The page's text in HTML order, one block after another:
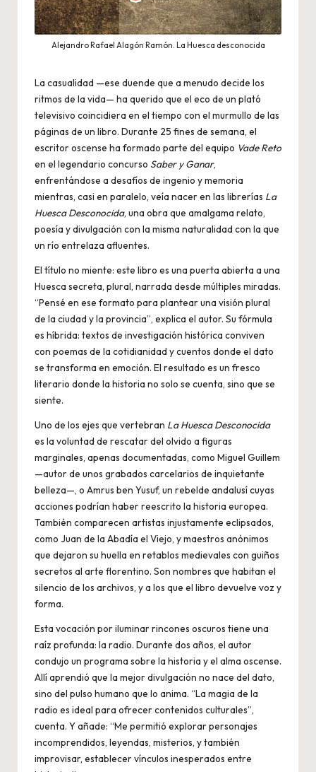
Alejandro Rafael Alagón Ramón. La Huesca desconocida
La casualidad —ese duende que a menudo decide los
ritmos de la vida— ha querido que el eco de un plató
televisivo coincidiera en el tiempo con el murmullo de las
páginas de un libro. Durante 25 fines de semana, el
escritor oscense ha formado parte del equipo Vade Reto
en el legendario concurso Saber y Ganar,
enfrentándose a desafíos de ingenio y memoria
mientras, casi en paralelo, veía nacer en las librerías La
Huesca Desconocida, una obra que amalgama relato,
poesía y divulgación con la misma naturalidad con la que
un río entrelaza afluentes.
El título no miente: este libro es una puerta abierta a una
Huesca secreta, plural, narrada desde múltiples miradas.
“Pensé en ese formato para plantear una visión plural
de la ciudad y la provincia”, explica el autor. Su fórmula
es híbrida: textos de investigación histórica conviven
con poemas de la cotidianidad y cuentos donde el dato
se transforma en emoción. El resultado es un fresco
literario donde la historia no solo se cuenta, sino que se
siente.
Uno de los ejes que vertebran La Huesca Desconocida
es la voluntad de rescatar del olvido a figuras
marginales, apenas documentadas, como Miguel Guillem
—autor de unos grabados carcelarios de inquietante
belleza—, o Amrus ben Yusuf, un rebelde andalusí cuyas
acciones podrían haber reescrito la historia europea.
También comparecen artistas injustamente eclipsados,
como Juan de la Abadía el Viejo, y maestros anónimos
que dejaron su huella en retablos medievales con guiños
secretos al arte florentino. Son nombres que habitan el
silencio de los archivos, y a los que el libro devuelve voz y
forma.
Esta vocación por iluminar rincones oscuros tiene una
raíz profunda: la radio. Durante dos años, el autor
condujo un programa sobre la historia y el alma oscense.
Allí aprendió que la mejor divulgación no nace del dato,
sino del pulso humano que lo anima. “La magia de la
radio es ideal para ofrecer contenidos culturales”,
cuenta. Y añade: “Me permitió explorar personajes
incomprendidos, leyendas, misterios, y también
improvisar, establecer vínculos inesperados entre